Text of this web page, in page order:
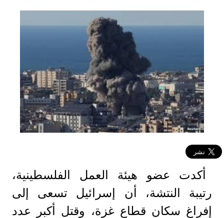
أكدت عضو هيئة العمل الفلسطينية،
رتيبة النتشة، أن إسرائيل تسعى إلى
إفراغ سكان قطاع غزة، وقتل أكبر عدد